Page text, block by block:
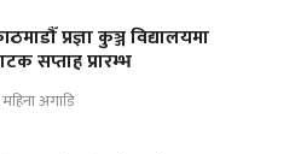
प्रज्ञा कुञ्ज विद्यालयमा
सप्ताह प्रारम्भ
अगाडि